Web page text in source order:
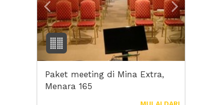
Paket meeting di Mina Extra,
Menara 165